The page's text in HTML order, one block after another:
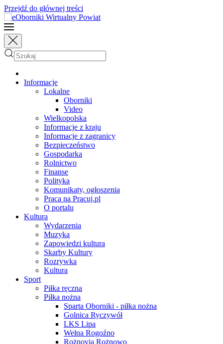
Przejdź do głównej treści
Informacje
Lokalne
Oborniki
Video
Wielkopolska
Informacje z kraju
Informacje z zagranicy
Bezpieczeństwo
Gospodarka
Rolnictwo
Finanse
Polityka
Komunikaty, ogłoszenia
Praca na Pracuj.pl
O portalu
Kultura
Wydarzenia
Muzyka
Zapowiedzi kultura
Skarby Kultury
Rozrywka
Kultura
Sport
Piłka ręczna
Piłka nożna
Sparta Oborniki - piłka nożna
Golnica Ryczywół
LKS Lipa
Wełna Rogoźno
Rożnovia Rożnowo